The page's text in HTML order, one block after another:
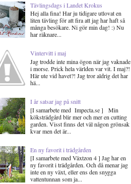
Tävlingsdags i Landet Krokus
Hej alla fina! Har ju tidigare utlovat en
liten tävling för att fira att jag har haft så
många besökare. Ni gör min dag! :) Nu
har räknare...
Vintervitt i maj
Jag trodde inte mina ögon när jag vaknade
i morse. Prick hela världen var vit. I maj?!
Här ute vid havet?! Jag tror aldrig det har
hä...
I år satsar jag på snitt
[I samarbete med Impecta.se ] Min
köksträdgård blir mer och mer en cutting
garden. Visst finns det väl någon grönsak
kvar men det är...
En ny favorit i trädgården
[I samarbete med Växtzon 4 ] Jag har en
ny favorit i trädgården. Och då menar jag
inte en ny växt, eller ens den snygga
vattentunnan som ja...